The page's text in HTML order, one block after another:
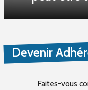
Devenir
Faites-vous